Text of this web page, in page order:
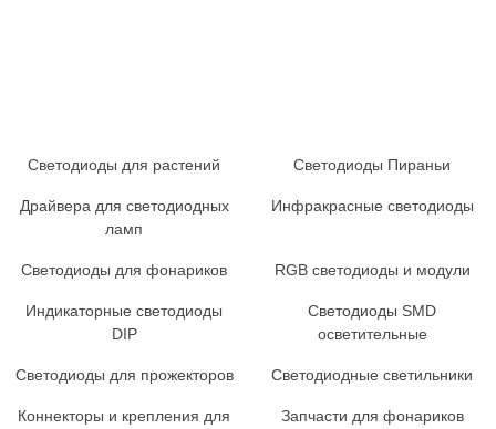
Светодиоды для растений Светодиоды Пираньи
Драйвера для светодиодных
ламп
Инфракрасные светодиоды
Светодиоды для фонариков RGB светодиоды и модули
Индикаторные светодиоды
DIP
Светодиоды SMD
осветительные
Светодиоды для прожекторов Светодиодные светильники
Коннекторы и крепления для
Запчасти для фонариков